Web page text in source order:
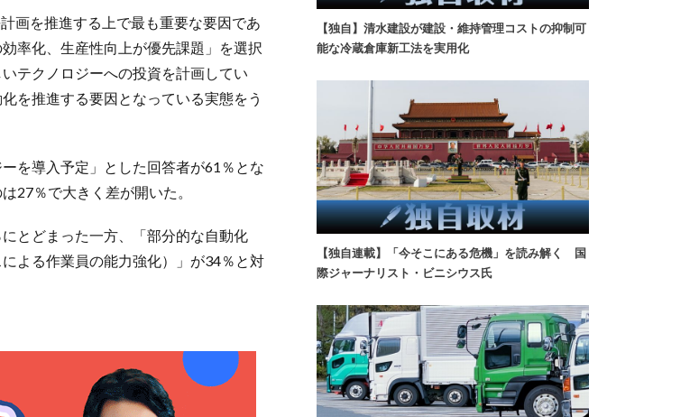
画を推進する上で最も重要な要因であ
率化、生産性向上が優先課題」を選択
テクノロジーへの投資を計画してい
を推進する要因となっている実態をう
を導入予定」とした回答者が61％とな
27％で大きく差が開いた。
とどまった一方、「部分的な自動化
よる作業員の能力強化）」が34％と対
【独自】清水建設が建設・維持管理コストの抑制可
能な冷蔵倉庫新工法を実用化
【独自連載】「今そこにある危機」を読み解く 国
際ジャーナリスト・ビニシウス氏